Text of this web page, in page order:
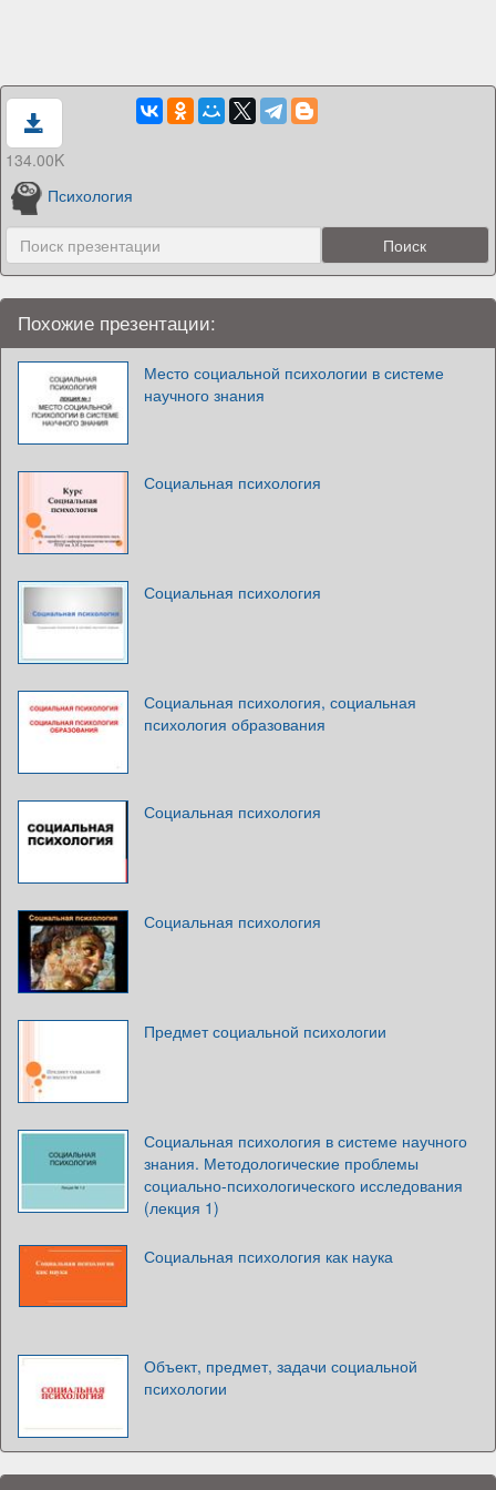
134.00K
Психология
Похожие презентации:
Место социальной психологии в системе
научного знания
Социальная психология
Социальная психология
Социальная психология, социальная
психология образования
Социальная психология
Социальная психология
Предмет социальной психологии
Социальная психология в системе научного
знания. Методологические проблемы
социально-психологического исследования
(лекция 1)
Социальная психология как наука
Объект, предмет, задачи социальной
психологии